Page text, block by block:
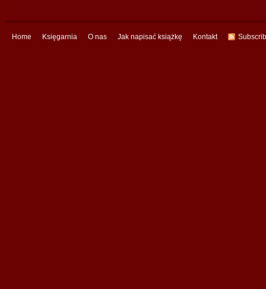
Home Księgarnia O nas Jak napisać książkę Kontakt